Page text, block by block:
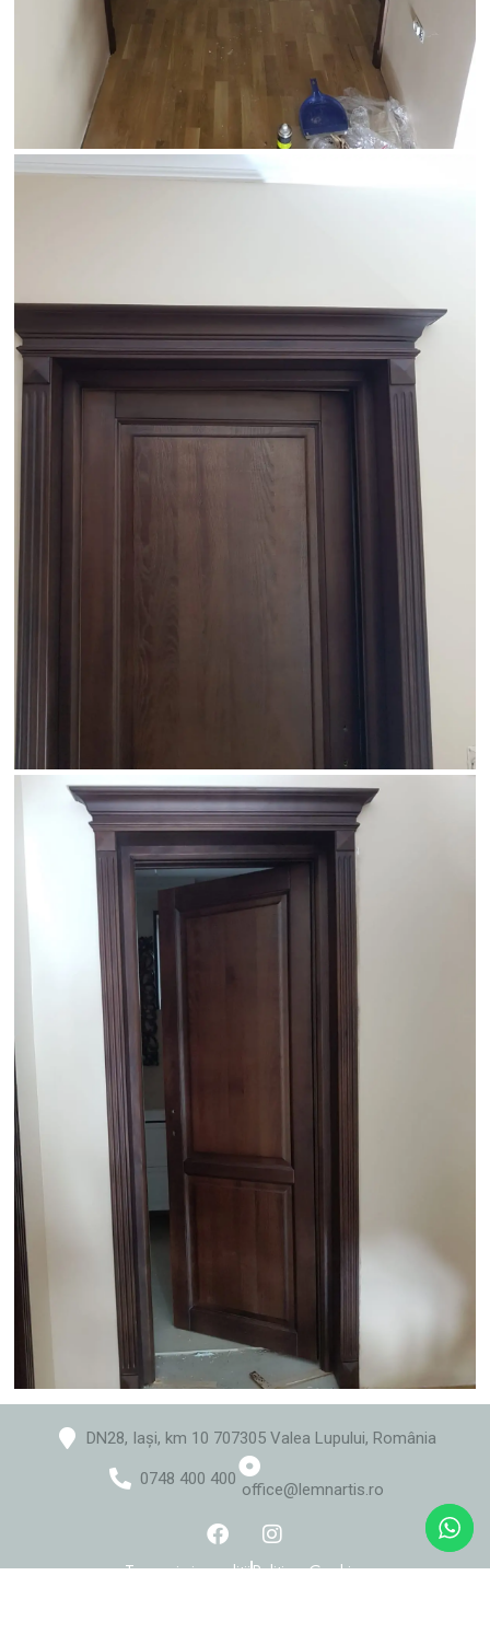
DN28, Iași, km 10 707305 Valea Lupului, România
0748 400 400
office@lemnartis.ro
Termeni și condițiiPolitica Cookies